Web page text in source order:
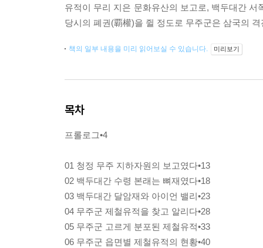
유적이 무리 지은 문화유산의 보고로, 백두대간
당시의 폐권(覇權)을 쥘 정도로 무주군은 삼국의
책의 일부 내용을 미리 읽어보실 수 있습니다. 미리보기
목차
프롤로그•4
01 청정 무주 지하자원의 보고였다•13
02 백두대간 수령 본래는 뼈재였다•18
03 백두대간 달암재와 아이언 밸리•23
04 무주군 제철유적을 찾고 알리다•28
05 무주군 고르게 분포된 제철유적•33
06 무주군 읍면별 제철유적의 현황•40